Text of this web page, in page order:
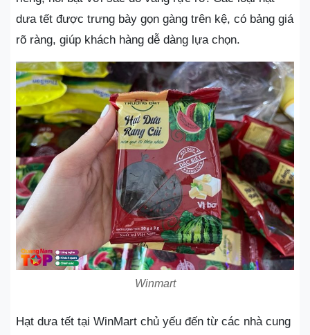
dưa tết được trưng bày gọn gàng trên kệ, có bảng giá
rõ ràng, giúp khách hàng dễ dàng lựa chọn.
Winmart
Hạt dưa tết tại WinMart chủ yếu đến từ các nhà cung